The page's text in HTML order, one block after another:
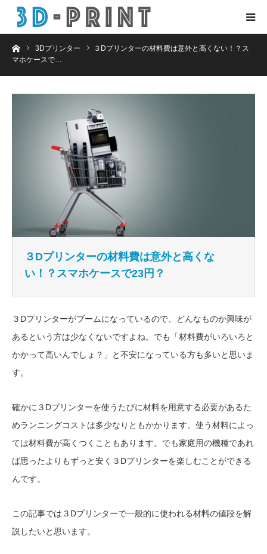
ホーム3Dプリンター
３Dプリンターの材料費は意外と高くない！？ス
マホケースで…
３Dプリンターの材料費は意外と高くな
い！？スマホケースで23円？
３Dプリンターがブームになっているので、どんなものか興味が
あるという方は少なくないですよね。でも「材料費がいろいろと
かかって高いんでしょ？」と不安になっている方も多いと思いま
す。
確かに３Dプリンターを使うたびに材料を用意する必要があるた
めランニングコストは多少なりともかかります。使う材料によっ
ては材料費が高くつくこともあります。でも家庭用の機種であれ
ば思ったよりもずっと安く３Dプリンターを楽しむことができる
んです。
この記事では３Dプリンターで一般的に使われる材料の値段を解
説したいと思います。